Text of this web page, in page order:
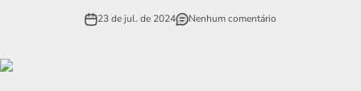
23 de jul. de 2024 Nenhum comentário